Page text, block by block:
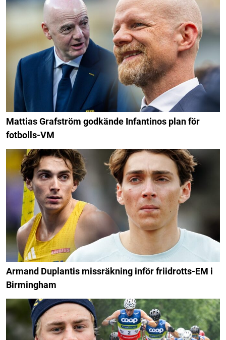
Mattias Grafström godkände Infantinos plan för
fotbolls-VM
Armand Duplantis missräkning inför friidrotts-EM i
Birmingham